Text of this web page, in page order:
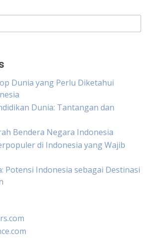
Dunia yang Perlu Diketahui
Dunia: Tantangan dan
Bendera Negara Indonesia
di Indonesia yang Wajib
Potensi Indonesia sebagai Destinasi